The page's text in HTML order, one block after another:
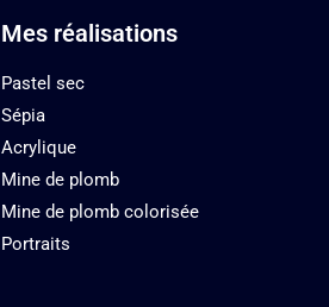
Mes réalisations
Pastel sec
Sépia
Acrylique
Mine de plomb
Mine de plomb colorisée
Portraits